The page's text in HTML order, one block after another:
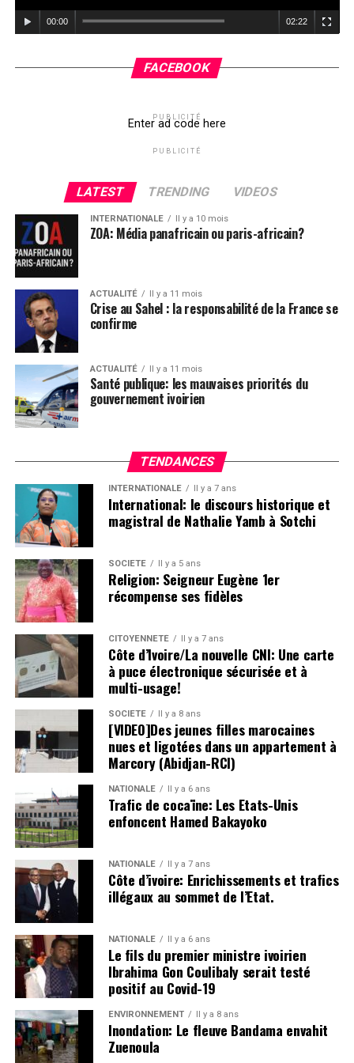
00:00 02:22
FACEBOOK
PUBLICITÉ
Enter ad code here
PUBLICITÉ
LATEST TRENDING VIDEOS
INTERNATIONALE Il y a 10 mois
ZOA: Média panafricain ou paris-africain?
ACTUALITÉ Il y a 11 mois
Crise au Sahel : la responsabilité de la France se
confirme
ACTUALITÉ Il y a 11 mois
Santé publique: les mauvaises priorités du
gouvernement ivoirien
TENDANCES
INTERNATIONALE Il y a 7 ans
International: le discours historique et
magistral de Nathalie Yamb à Sotchi
SOCIETE Il y a 5 ans
Religion: Seigneur Eugène 1er
récompense ses fidèles
CITOYENNETÉ Il y a 7 ans
Côte d’Ivoire/La nouvelle CNI: Une carte
à puce électronique sécurisée et à
multi-usage!
SOCIETE Il y a 8 ans
[VIDEO]Des jeunes filles marocaines
nues et ligotées dans un appartement à
Marcory (Abidjan-RCI)
NATIONALE Il y a 6 ans
Trafic de cocaïne: Les Etats-Unis
enfoncent Hamed Bakayoko
NATIONALE Il y a 7 ans
Côte d’ivoire: Enrichissements et trafics
illégaux au sommet de l’Etat.
NATIONALE Il y a 6 ans
Le fils du premier ministre ivoirien
Ibrahima Gon Coulibaly serait testé
positif au Covid-19
ENVIRONNEMENT Il y a 8 ans
Inondation: Le fleuve Bandama envahit
Zuenoula